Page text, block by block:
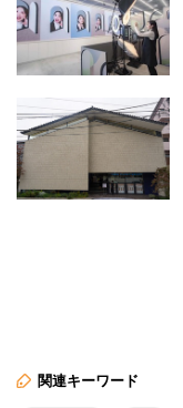
関連キーワード